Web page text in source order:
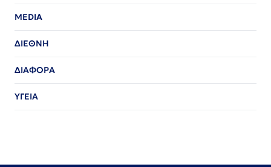
MEDIA
ΔΙΕΘΝΗ
ΔΙΑΦΟΡΑ
ΥΓΕΙΑ